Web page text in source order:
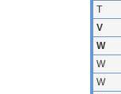
T
V
W
W
W